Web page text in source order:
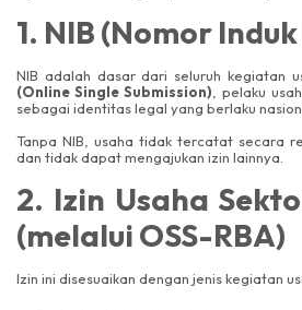
1. NIB (Nomor
NIB adalah dasar dari seluruh kegiatan
(Online Single Submission), pelaku
sebagai identitas legal yang berlaku
Tanpa NIB, usaha tidak tercatat secara
dan tidak dapat mengajukan izin lainnya.
2. Izin Usaha
(melalui OSS-RBA)
Izin ini disesuaikan dengan jenis kegiatan